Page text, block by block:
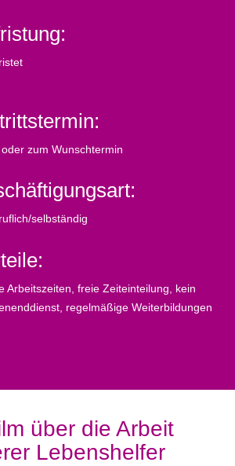
zum Wunschtermin
selbständig
Arbeitszeiten, freie Zeiteinteilung, kein
regelmäßige Weiterbildungen
über die Arbeit
Lebenshelfer